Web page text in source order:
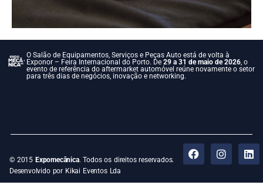
O Salão de Equipamentos, Serviços e Peças Auto está de volta à
Exponor – Feira Internacional do Porto. De29 a 31 de maio de 2026, o
evento de referência do aftermarket automóvel reúne novamente o setor
para três dias de negócios, inovação e networking.
© 2015 Expomecânica. Todos os direitos reservados.
Desenvolvido por Kikai Eventos Lda